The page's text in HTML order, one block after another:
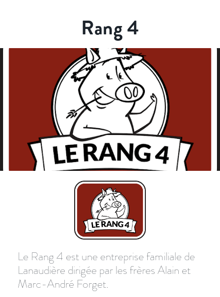
Rang 4
Le Rang 4 est une entreprise familiale de
Lanaudière dirigée par les frères Alain et
Marc-André Forget.